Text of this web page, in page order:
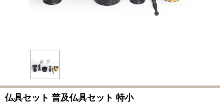
仏具セット 普及仏具セット 特小